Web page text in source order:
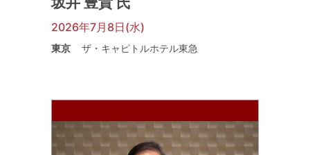
2026年7月8日(水)
東京 ザ・キャピトルホテル東急